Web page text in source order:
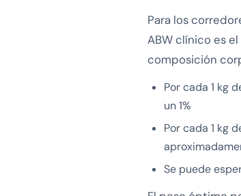
Para los
ABW clínico es
composición
Por cada 1 kg
un 1%
Por cada 1 kg
Se puede